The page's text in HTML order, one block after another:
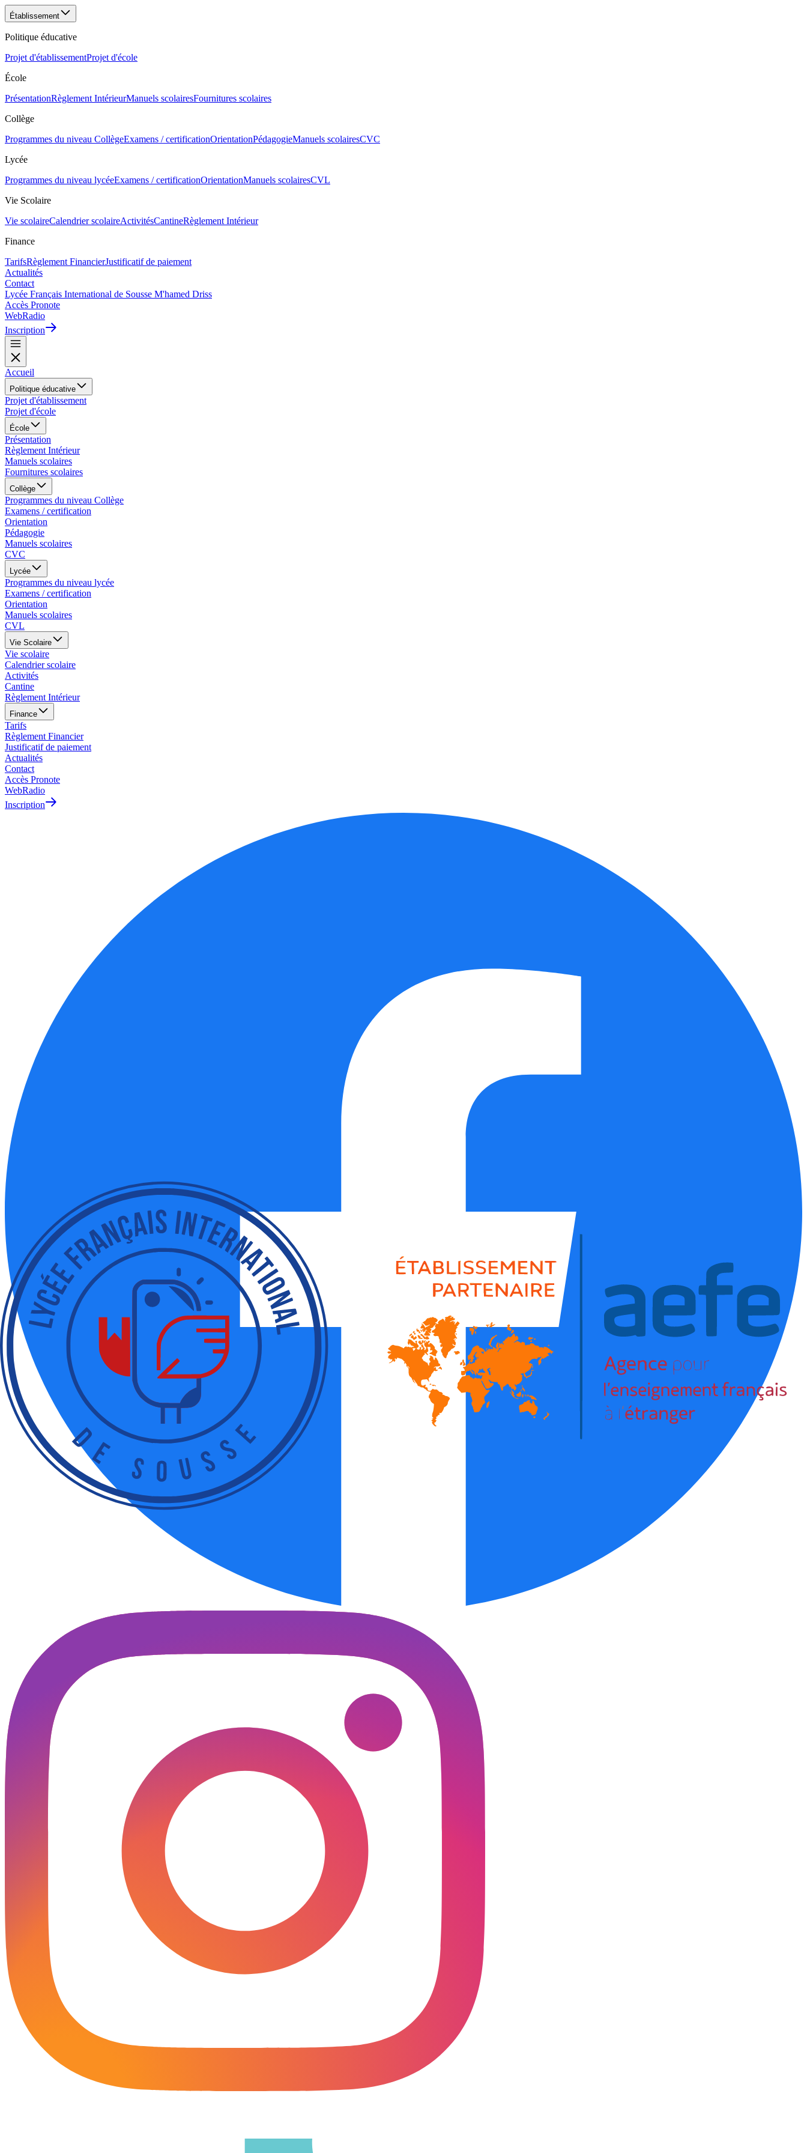
Établissement
Politique éducative
Projet d'établissementProjet d'école
École
PrésentationRèglement IntérieurManuels scolairesFournitures scolaires
Collège
Programmes du niveau CollègeExamens / certificationOrientationPédagogieManuels scolairesCVC
Lycée
Programmes du niveau lycéeExamens / certificationOrientationManuels scolairesCVL
Vie Scolaire
Vie scolaireCalendrier scolaireActivitésCantineRèglement Intérieur
Finance
TarifsRèglement FinancierJustificatif de paiement
Actualités
Contact
Lycée Français International de Sousse M'hamed Driss
Accès Pronote
WebRadio
Inscription
Accueil
Politique éducative
Projet d'établissement
Projet d'école
École
Présentation
Règlement Intérieur
Manuels scolaires
Fournitures scolaires
Collège
Programmes du niveau Collège
Examens / certification
Orientation
Pédagogie
Manuels scolaires
CVC
Lycée
Programmes du niveau lycée
Examens / certification
Orientation
Manuels scolaires
CVL
Vie Scolaire
Vie scolaire
Calendrier scolaire
Activités
Cantine
Règlement Intérieur
Finance
Tarifs
Règlement Financier
Justificatif de paiement
Actualités
Contact
Accès Pronote
WebRadio
Inscription